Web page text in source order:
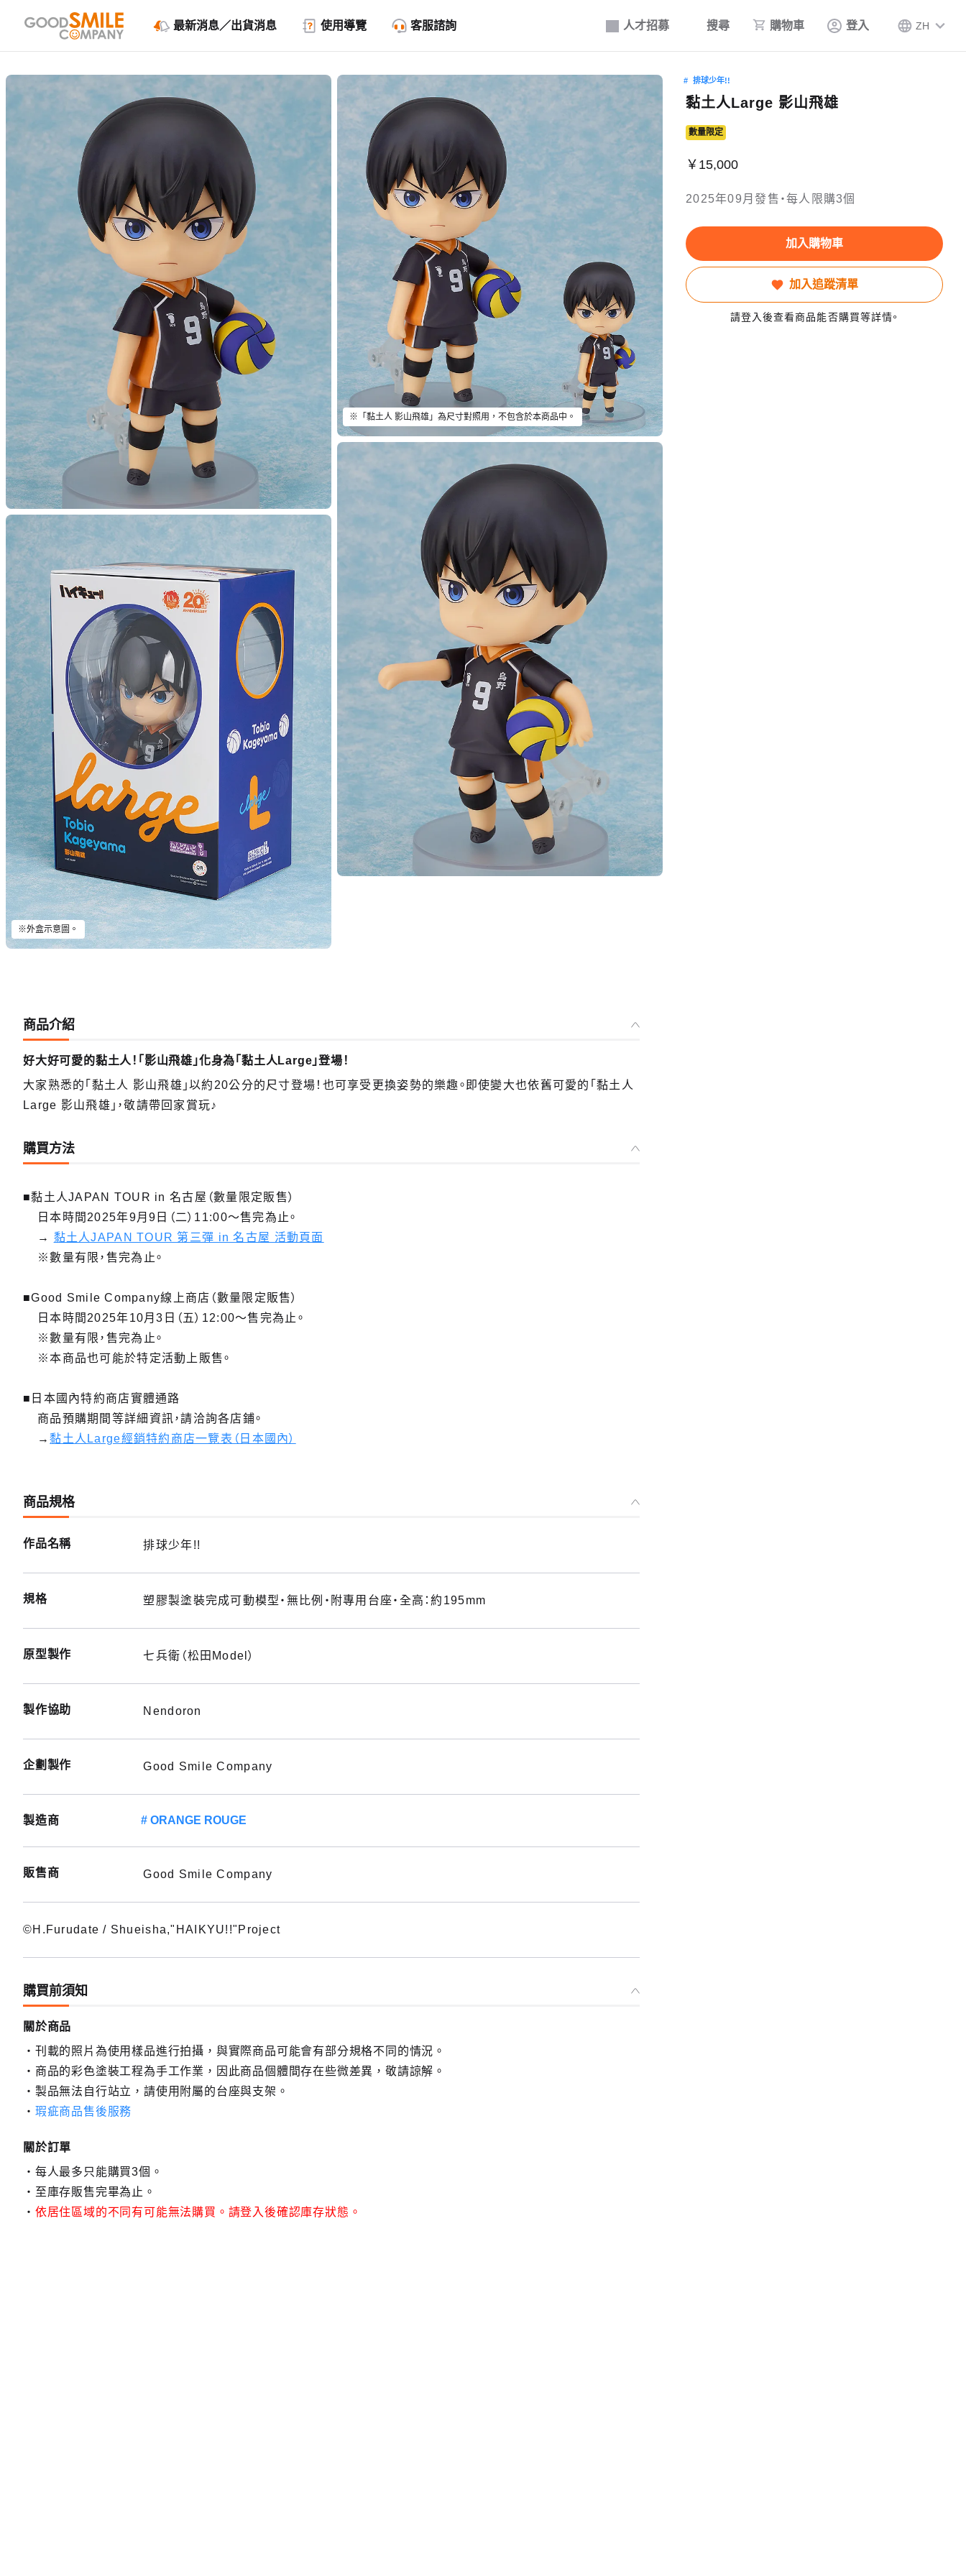
人才招募 搜尋 購物車 登入 ZH
最新消息／出貨消息 使用導覽 客服諮詢
※「黏土人 影山飛雄」為尺寸對照用，不包含於本商品中。
※外盒示意圖。
排球少年!!
黏土人Large 影山飛雄
數量限定
￥15,000
2025年09月發售・每人限購3個
加入購物車
加入追蹤清單
請登入後查看商品能否購買等詳情。
商品介紹
好大好可愛的黏土人！「影山飛雄」化身為「黏土人Large」登場！
大家熟悉的「黏土人 影山飛雄」以約20公分的尺寸登場！也可享受更換姿勢的樂趣。即使變大也依舊可愛的「黏土人
Large 影山飛雄」，敬請帶回家賞玩♪
購買方法
■黏土人JAPAN TOUR in 名古屋（數量限定販售）
日本時間2025年9月9日（二）11:00～售完為止。
→ 黏土人JAPAN TOUR 第三彈 in 名古屋 活動頁面
※數量有限，售完為止。
■Good Smile Company線上商店（數量限定販售）
日本時間2025年10月3日（五）12:00～售完為止。
※數量有限，售完為止。
※本商品也可能於特定活動上販售。
■日本國內特約商店實體通路
商品預購期間等詳細資訊，請洽詢各店鋪。
→黏土人Large經銷特約商店一覽表（日本國內）
商品規格
作品名稱 排球少年!!
規格 塑膠製塗裝完成可動模型・無比例・附專用台座・全高：約195mm
原型製作 七兵衛（松田Model）
製作協助 Nendoron
企劃製作 Good Smile Company
製造商 ORANGE ROUGE
販售商 Good Smile Company
©H.Furudate / Shueisha,"HAIKYU!!"Project
購買前須知
關於商品
刊載的照片為使用樣品進行拍攝，與實際商品可能會有部分規格不同的情況。
商品的彩色塗裝工程為手工作業，因此商品個體間存在些微差異，敬請諒解。
製品無法自行站立，請使用附屬的台座與支架。
瑕疵商品售後服務
關於訂單
每人最多只能購買3個。
至庫存販售完畢為止。
依居住區域的不同有可能無法購買。請登入後確認庫存狀態。